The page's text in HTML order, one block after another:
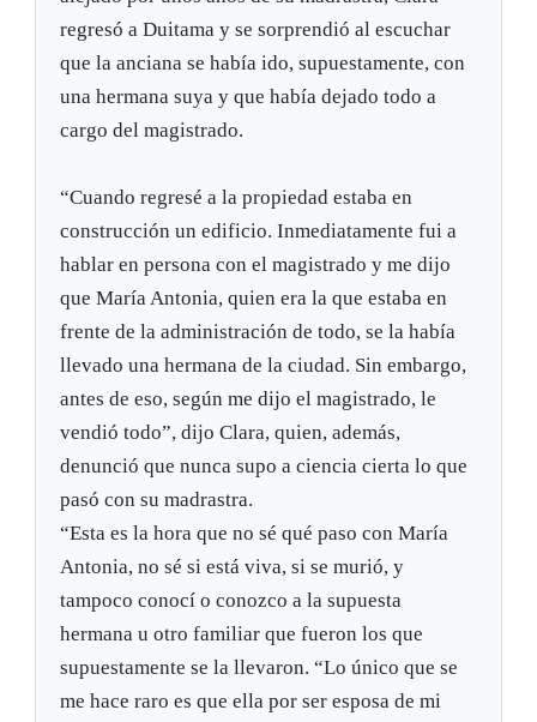
regresó a Duitama y se sorprendió al escuchar
que la anciana se había ido, supuestamente, con
una hermana suya y que había dejado todo a
cargo del magistrado.
“Cuando regresé a la propiedad estaba en
construcción un edificio. Inmediatamente fui a
hablar en persona con el magistrado y me dijo
que María Antonia, quien era la que estaba en
frente de la administración de todo, se la había
llevado una hermana de la ciudad. Sin embargo,
antes de eso, según me dijo el magistrado, le
vendió todo”, dijo Clara, quien, además,
denunció que nunca supo a ciencia cierta lo que
pasó con su madrastra.
“Esta es la hora que no sé qué paso con María
Antonia, no sé si está viva, si se murió, y
tampoco conocí o conozco a la supuesta
hermana u otro familiar que fueron los que
supuestamente se la llevaron. “Lo único que se
me hace raro es que ella por ser esposa de mi